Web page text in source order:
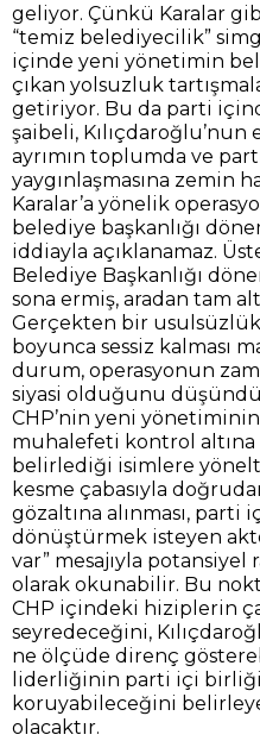
geliyor. Çünkü Karalar
“temiz belediyecilik”
içinde yeni yönetimin
çıkan yolsuzluk
getiriyor. Bu da parti
şaibeli,
ayrımın toplumda ve
yaygınlaşmasına zemin
Karalar’a yönelik
belediye başkanlığı
iddiayla açıklanamaz.
Belediye Başkanlığı
sona ermiş, aradan tam
Gerçekten bir usulsüzlük
boyunca sessiz kalması
durum, operasyonun
siyasi olduğunu
CHP’nin yeni
muhalefeti kontrol altına
belirlediği isimlere
kesme çabasıyla
gözaltına alınması,
dönüştürmek isteyen
var” mesajıyla
olarak okunabilir. Bu
CHP içindeki hiziplerin
seyredeceğini,
ne ölçüde direnç
liderliğinin parti içi
koruyabileceğini
olacaktır.